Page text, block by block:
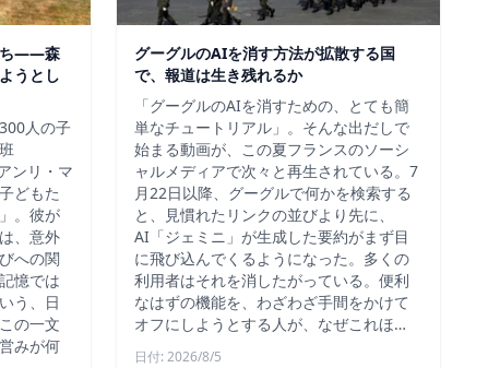
ち——森
うとし
人の子
ンリ・マ
どもた
。彼が
、意外
への関
憶では
う、日
の一文
みが何
グーグルのAIを消す方法が拡散する国
で、報道は生き残れるか
「グーグルのAIを消すための、とても簡
単なチュートリアル」。そんな出だしで
始まる動画が、この夏フランスのソーシ
ャルメディアで次々と再生されている。7
月22日以降、グーグルで何かを検索する
と、見慣れたリンクの並びより先に、
AI「ジェミニ」が生成した要約がまず目
に飛び込んでくるようになった。多くの
利用者はそれを消したがっている。便利
なはずの機能を、わざわざ手間をかけて
オフにしようとする人が、なぜこれほ…
日付: 2026/8/5